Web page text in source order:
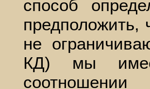
способ
предположить,
не
КД) мы